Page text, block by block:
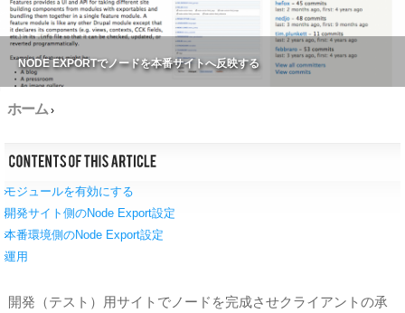
NODE EXPORTでノードを本番サイトへ反映する
ホーム ›
モジュールを有効にする
開発サイト側のNode Export設定
本番環境側のNode Export設定
運用
開発（テスト）用サイトでノードを完成させクライアントの承